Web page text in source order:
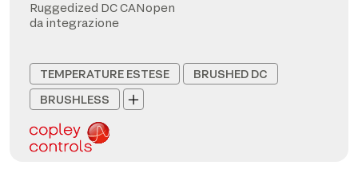
Ruggedized DC CANopen
da integrazione
TEMPERATURE ESTESE
BRUSHED DC
BRUSHLESS